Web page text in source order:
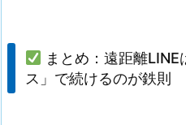
まとめ：遠距離
ス」で続けるのが鉄則